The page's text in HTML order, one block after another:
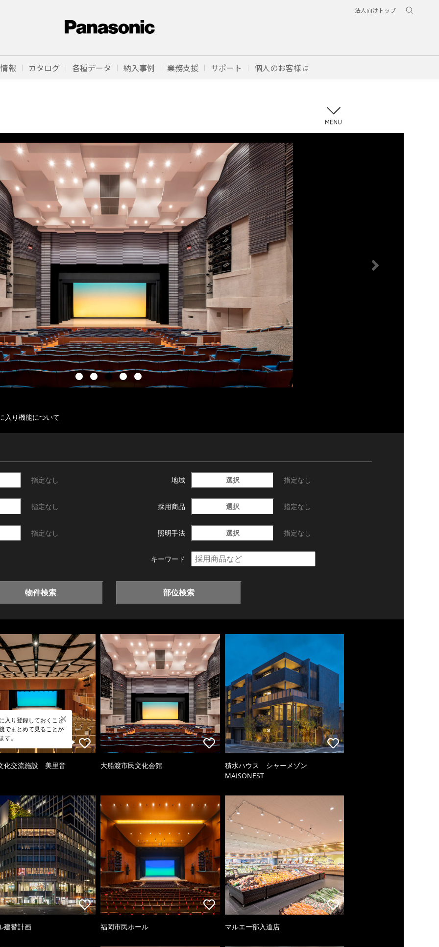
法人向けトップ
報 カタログ 各種データ 納入事例 業務支援 サポート 個人のお客様
入り機能について
指定なし 地域 選択 指定なし
指定なし 採用商品 選択 指定なし
指定なし 照明手法 選択 指定なし
キーワード
物件検索 部位検索
入り登録しておくこと
でまとめて見ることが
す。
化交流施設 美里音 大船渡市民文化会館
積水ハウス シャーメゾン
MAISONEST
建替計画 福岡市民ホール マルエー部入道店